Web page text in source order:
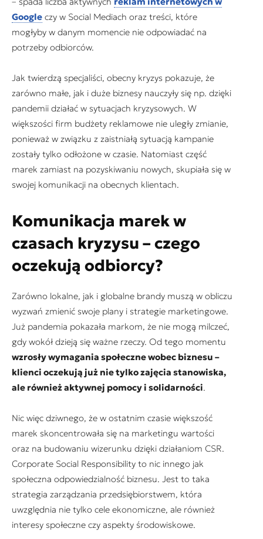
Google czy w Social Mediach oraz treści, które
mogłyby w danym momencie nie odpowiadać na
potrzeby odbiorców.
Jak twierdzą specjaliści, obecny kryzys pokazuje, że
zarówno małe, jak i duże biznesy nauczyły się np. dzięki
pandemii działać w sytuacjach kryzysowych. W
większości firm budżety reklamowe nie uległy zmianie,
ponieważ w związku z zaistniałą sytuacją kampanie
zostały tylko odłożone w czasie. Natomiast część
marek zamiast na pozyskiwaniu nowych, skupiała się w
swojej komunikacji na obecnych klientach.
Komunikacja marek w
czasach kryzysu – czego
oczekują odbiorcy?
Zarówno lokalne, jak i globalne brandy muszą w obliczu
wyzwań zmienić swoje plany i strategie marketingowe.
Już pandemia pokazała markom, że nie mogą milczeć,
gdy wokół dzieją się ważne rzeczy. Od tego momentu
wzrosły wymagania społeczne wobec biznesu –
klienci oczekują już nie tylko zajęcia stanowiska,
ale również aktywnej pomocy i solidarności.
Nic więc dziwnego, że w ostatnim czasie większość
marek skoncentrowała się na marketingu wartości
oraz na budowaniu wizerunku dzięki działaniom CSR.
Corporate Social Responsibility to nic innego jak
społeczna odpowiedzialność biznesu. Jest to taka
strategia zarządzania przedsiębiorstwem, która
uwzględnia nie tylko cele ekonomiczne, ale również
interesy społeczne czy aspekty środowiskowe.